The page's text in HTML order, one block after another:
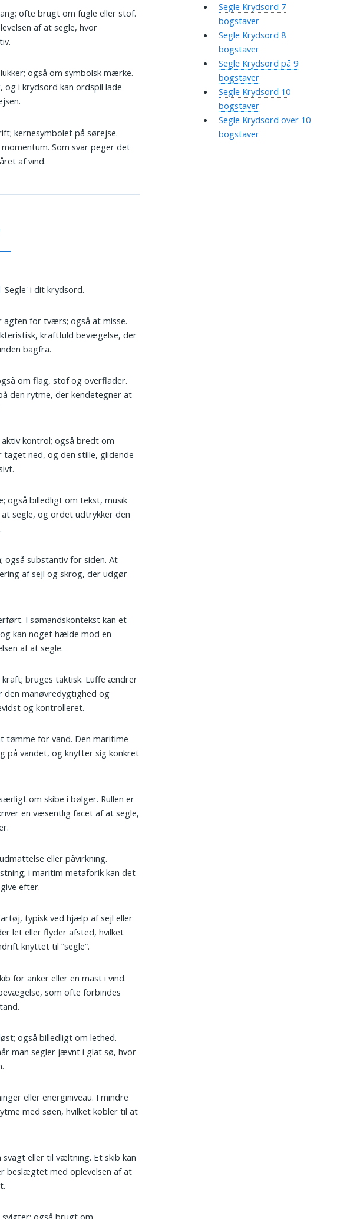
ofte brugt om fugle eller stof.
af at segle, hvor
også om symbolsk mærke.
og i krydsord kan ordspil lade
kernesymbolet på sørejse.
Som svar peger det
af vind.
i dit krydsord.
agten for tværs; også at misse.
kraftfuld bevægelse, der
bagfra.
om flag, stof og overflader.
den rytme, der kendetegner at
kontrol; også bredt om
ned, og den stille, glidende
også billedligt om tekst, musik
segle, og ordet udtrykker den
også substantiv for siden. At
af sejl og skrog, der udgør
I sømandskontekst kan et
kan noget hælde mod en
af at segle.
kraft; bruges taktisk. Luffe ændrer
manøvredygtighed og
og kontrolleret.
tømme for vand. Den maritime
på vandet, og knytter sig konkret
om skibe i bølger. Rullen er
en væsentlig facet af at segle,
eller påvirkning.
i maritim metaforik kan det
efter.
typisk ved hjælp af sejl eller
let eller flyder afsted, hvilket
knyttet til “segle”.
for anker eller en mast i vind.
som ofte forbindes
også billedligt om lethed.
man segler jævnt i glat sø, hvor
eller energiniveau. I mindre
med søen, hvilket kobler til at
eller til væltning. Et skib kan
beslægtet med oplevelsen af at
Segle Krydsord 7
bogstaver
Segle Krydsord 8
bogstaver
Segle Krydsord på 9
bogstaver
Segle Krydsord 10
bogstaver
Segle Krydsord over 10
bogstaver